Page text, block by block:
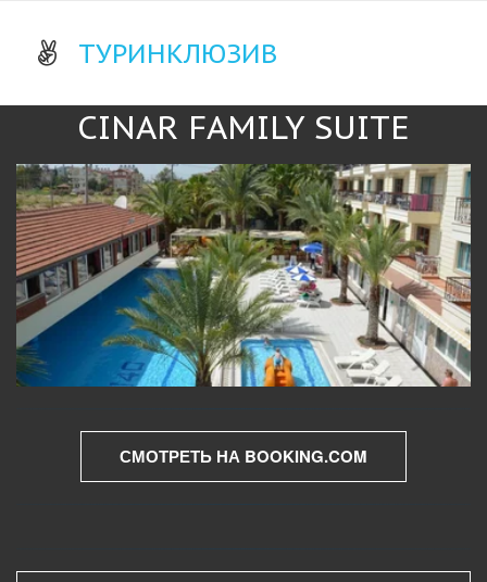
­ТУРИНКЛЮЗИВ
CINAR FAMILY SUITE
СМОТРЕТЬ НА BOOKING.COM